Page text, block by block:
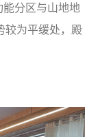
能分区与山地地
较为平缓处，殿